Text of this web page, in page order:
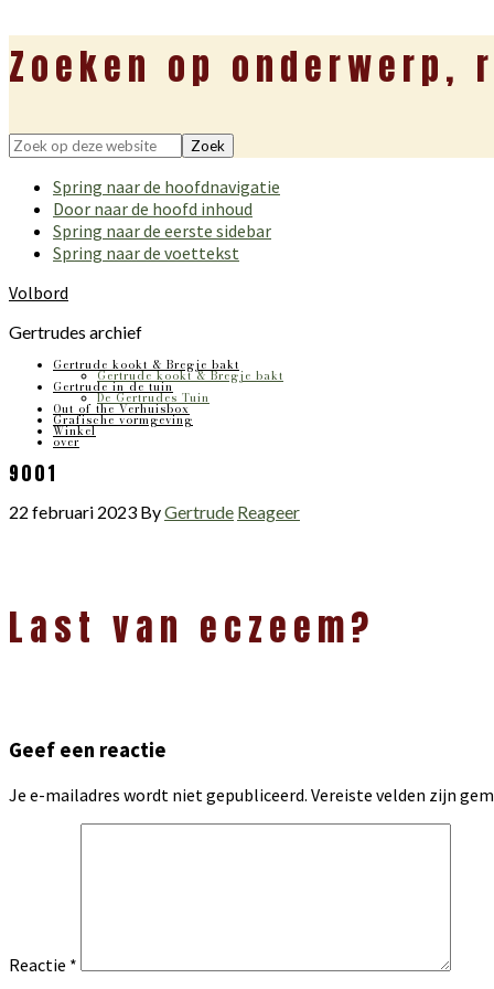
Zoeken op onderwerp,
Zoek
deze
website
Spring naar de hoofdnavigatie
Door naar de hoofd inhoud
Spring naar de eerste sidebar
Spring naar de voettekst
Volbord
Gertrudes archief
Gertrude kookt & Bregje bakt
Gertrude kookt & Bregje bakt
Gertrude in de tuin
De Gertrudes Tuin
Out of the Verhuisbox
Grafische vormgeving
Winkel
over
9001
22 februari 2023 ByGertrude Reageer
Interacties
Last van eczeem?
Geef een reactie
Je e-mailadres wordt niet gepubliceerd. Vereiste velden zijn
Reactie *